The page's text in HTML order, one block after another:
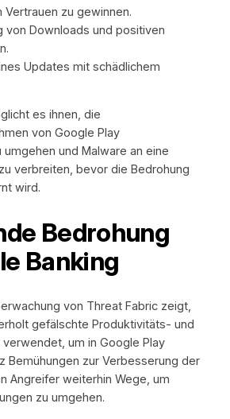
Vertrauen zu gewinnen.
von Downloads und positiven
Updates mit schädlichem
es ihnen, die
von Google Play
und Malware an eine
verbreiten, bevor die Bedrohung
wird.
Bedrohung
Banking
von Threat Fabric zeigt,
gefälschte Produktivitäts- und
um in Google Play
Bemühungen zur Verbesserung der
Angreifer weiterhin Wege, um
zu umgehen.